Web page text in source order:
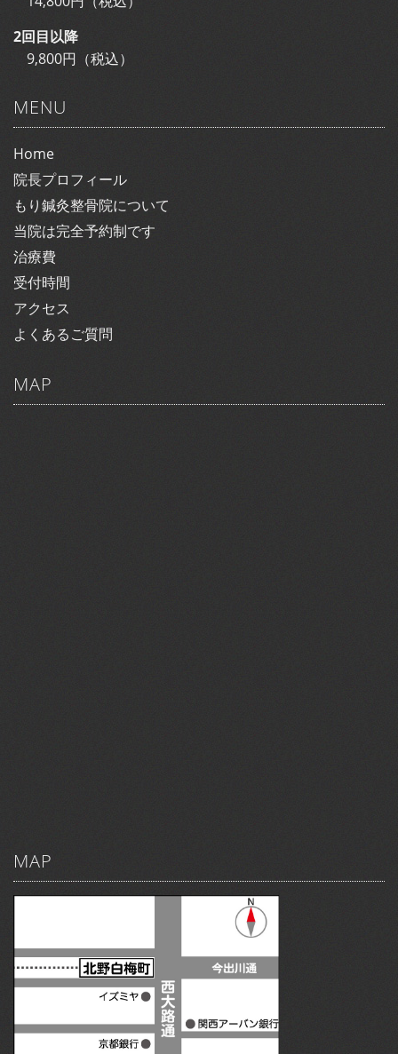
2回目以降
9,800円（税込）
MENU
Home
院長プロフィール
もり鍼灸整骨院について
当院は完全予約制です
治療費
受付時間
アクセス
よくあるご質問
MAP
MAP